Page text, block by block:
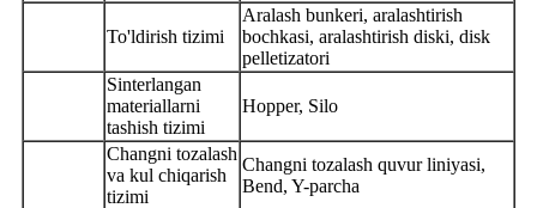
To'ldirish tizimi
Aralash bunkeri, aralashtirish
bochkasi, aralashtirish diski, disk
pelletizatori
Sinterlangan
materiallarni
tashish tizimi
Hopper, Silo
Changni tozalash
va kul chiqarish
tizimi
Changni tozalash quvur liniyasi,
Bend, Y-parcha